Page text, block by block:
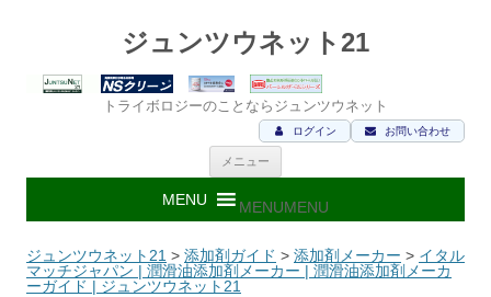
ジュンツウネット21
トライボロジーのことならジュンツウネット
お問い合わせ
ログイン
メニュー
ン
ツ
ス
キ
ッ
MENUMENU
ジュンツウネット21 > 添加剤ガイド > 添加剤メーカー > イタル
マッチジャパン | 潤滑油添加剤メーカー | 潤滑油添加剤メーカ
ーガイド | ジュンツウネット21